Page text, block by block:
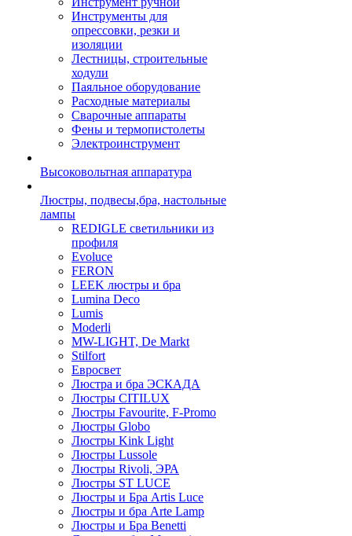
Инструменты для
опрессовки, резки и
изоляции
Лестницы, строительные
ходули
Паяльное оборудование
Расходные материалы
Сварочные аппараты
Фены и термопистолеты
Электроинструмент
Высоковольтная аппаратура
Люстры, подвесы,бра, настольные
лампы
REDIGLE светильники из
профиля
Evoluce
FERON
LEEK люстры и бра
Lumina Deco
Lumis
Moderli
MW-LIGHT, De Markt
Stilfort
Евросвет
Люстра и бра ЭСКАДА
Люстры CITILUX
Люстры Favourite, F-Promo
Люстры Globo
Люстры Kink Light
Люстры Lussole
Люстры Rivoli, ЭРА
Люстры ST LUCE
Люстры и Бра Artis Luce
Люстры и бра Arte Lamp
Люстры и Бра Benetti